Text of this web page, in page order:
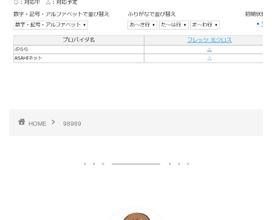
HOME 98989